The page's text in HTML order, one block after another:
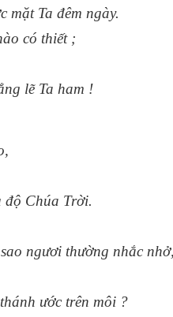
mặt Ta đêm ngày.
có thiết ;
lẽ Ta ham !
độ Chúa Trời.
ngươi thường nhắc
ước trên môi ?